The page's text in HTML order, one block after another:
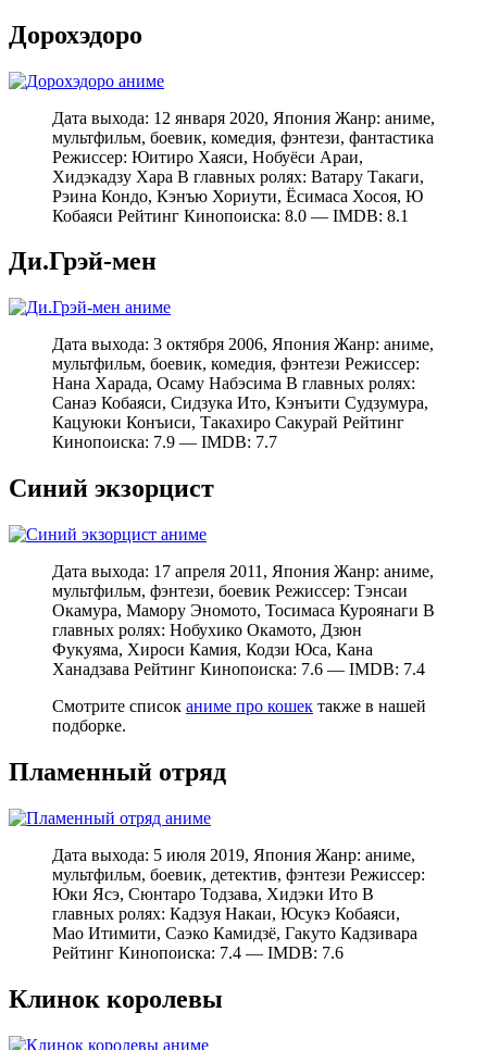
Дорохэдоро
Дата выхода: 12 января 2020, Япония Жанр: аниме,
мультфильм, боевик, комедия, фэнтези, фантастика
Режиссер: Юитиро Хаяси, Нобуёси Араи,
Хидэкадзу Хара В главных ролях: Ватару Такаги,
Рэина Кондо, Кэнъю Хориути, Ёсимаса Хосоя, Ю
Кобаяси Рейтинг Кинопоиска: 8.0 — IMDB: 8.1
Ди.Грэй-мен
Дата выхода: 3 октября 2006, Япония Жанр: аниме,
мультфильм, боевик, комедия, фэнтези Режиссер:
Нана Харада, Осаму Набэсима В главных ролях:
Санаэ Кобаяси, Сидзука Ито, Кэнъити Судзумура,
Кацуюки Конъиси, Такахиро Сакурай Рейтинг
Кинопоиска: 7.9 — IMDB: 7.7
Синий экзорцист
Дата выхода: 17 апреля 2011, Япония Жанр: аниме,
мультфильм, фэнтези, боевик Режиссер: Тэнсаи
Окамура, Мамору Эномото, Тосимаса Куроянаги В
главных ролях: Нобухико Окамото, Дзюн
Фукуяма, Хироси Камия, Кодзи Юса, Кана
Ханадзава Рейтинг Кинопоиска: 7.6 — IMDB: 7.4
Смотрите список аниме про кошек также в нашей
подборке.
Пламенный отряд
Дата выхода: 5 июля 2019, Япония Жанр: аниме,
мультфильм, боевик, детектив, фэнтези Режиссер:
Юки Ясэ, Сюнтаро Тодзава, Хидэки Ито В
главных ролях: Кадзуя Накаи, Юсукэ Кобаяси,
Мао Итимити, Саэко Камидзё, Гакуто Кадзивара
Рейтинг Кинопоиска: 7.4 — IMDB: 7.6
Клинок королевы